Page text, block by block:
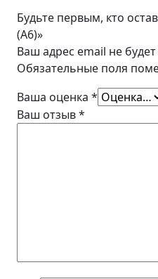
Будьте первым, кто
(A6)»
Ваш адрес email не
Обязательные поля
Ваша оценка *
Ваш отзыв*